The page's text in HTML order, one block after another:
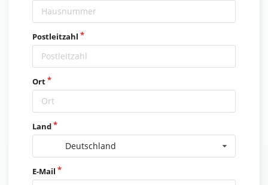
Postleitzahl
Ort
Land
Deutschland
E-Mail